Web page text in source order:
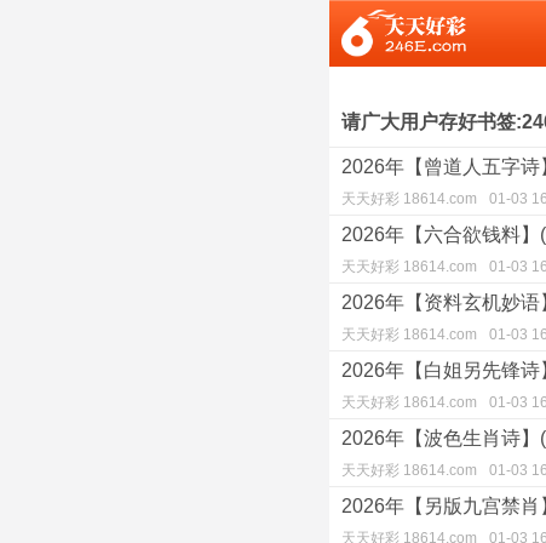
请广大用户存好书签
2026年【曾道人五字
天天好彩 18614.com 01-03
2026年【六合欲钱料】
天天好彩 18614.com 01-03
2026年【资料玄机妙
天天好彩 18614.com 01-03
2026年【白姐另先锋
天天好彩 18614.com 01-03
2026年【波色生肖诗】
天天好彩 18614.com 01-03
2026年【另版九宫禁
天天好彩 18614.com 01-03